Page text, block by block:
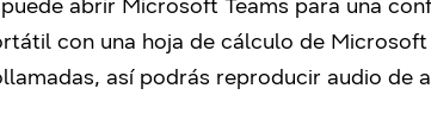
abrir Microsoft Teams para una
con una hoja de cálculo de
así podrás reproducir audio de